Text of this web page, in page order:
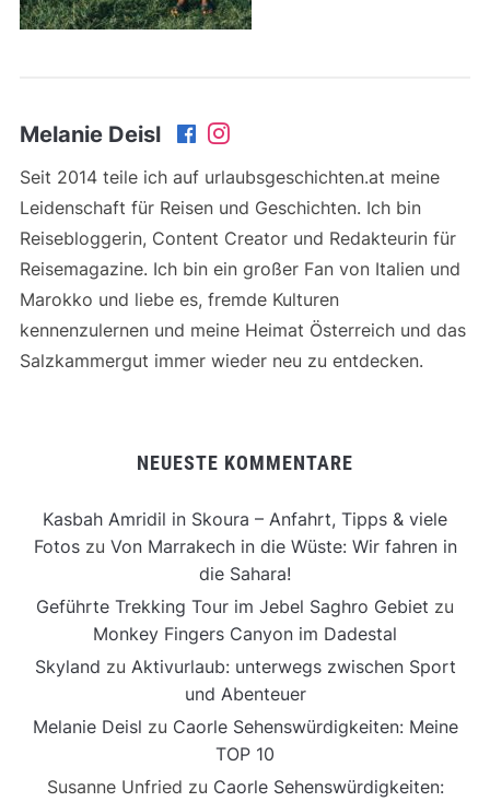
Melanie Deisl
Seit 2014 teile ich auf urlaubsgeschichten.at meine
Leidenschaft für Reisen und Geschichten. Ich bin
Reisebloggerin, Content Creator und Redakteurin für
Reisemagazine. Ich bin ein großer Fan von Italien und
Marokko und liebe es, fremde Kulturen
kennenzulernen und meine Heimat Österreich und das
Salzkammergut immer wieder neu zu entdecken.
NEUESTE KOMMENTARE
Kasbah Amridil in Skoura – Anfahrt, Tipps & viele
Fotoszu Von Marrakech in die Wüste: Wir fahren in
die Sahara!
Geführte Trekking Tour im Jebel Saghro Gebiet zu
Monkey Fingers Canyon im Dadestal
Skyland zu Aktivurlaub: unterwegs zwischen Sport
und Abenteuer
Melanie Deisl zu Caorle Sehenswürdigkeiten: Meine
TOP 10
Susanne Unfried zu Caorle Sehenswürdigkeiten: